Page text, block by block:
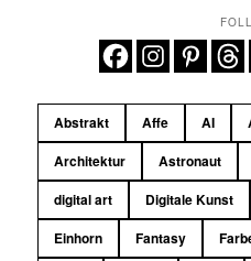
Abstrakt Affe AI
Architektur
Astronaut
digital art
Digitale Kunst
Einhorn
Fantasy